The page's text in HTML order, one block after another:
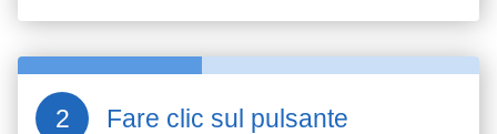
Fare clic sul pulsante